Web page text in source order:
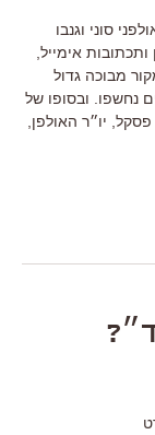
סוני וגנבו
אימייל,
מבוכה גדול
נחשפו. ובסופו של
יו״ר האולפן,